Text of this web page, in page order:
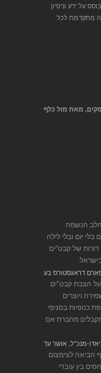
על ידע וניסיון
מתקדמת לכל
מאת מזל כלף
הלב הנשמה
יום ובלי לילה
דורות של קבט"ים
בישראל.
פארם דראגסטורס בע
הצבת קבט"ים
כנופיות בסניפי
מחברת אם
מנכ"ל, אושר עד
הביאה לצימצום
בין עובדי